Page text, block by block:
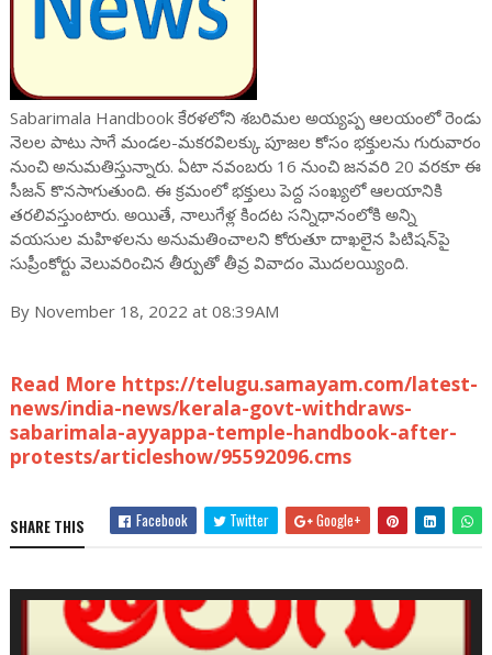
Sabarimala Handbook కేరళలోని శబరిమల అయ్యప్ప ఆలయంలో రెండు
నెలల పాటు సాగే మండల-మకరవిలక్కు పూజల కోసం భక్తులను గురువారం
నుంచి అనుమతిస్తున్నారు. ఏటా నవంబరు 16 నుంచి జనవరి 20 వరకూ ఈ
సీజన్ కొనసాగుతుంది. ఈ క్రమంలో భక్తులు పెద్ద సంఖ్యలో ఆలయానికి
తరలివస్తుంటారు. అయితే, నాలుగేళ్ల కిందట సన్నిధానంలోకి అన్ని
వయసుల మహిళలను అనుమతించాలని కోరుతూ దాఖలైన పిటిషన్‌పై
సుప్రీంకోర్టు వెలువరించిన తీర్పుతో తీవ్ర వివాదం మొదలయ్యింది.
By November 18, 2022 at 08:39AM
Read More https://telugu.samayam.com/latest-
news/india-news/kerala-govt-withdraws-
sabarimala-ayyappa-temple-handbook-after-
protests/articleshow/95592096.cms
SHARE THIS Facebook Twitter Google+